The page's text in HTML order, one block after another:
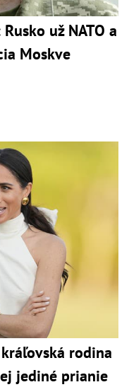
už NATO a
Moskve
rodina
jediné prianie